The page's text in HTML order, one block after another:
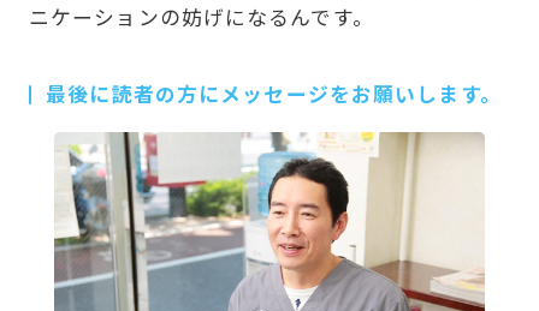
ニケーションの妨げになるんです。
最後に読者の方にメッセージをお願いします。